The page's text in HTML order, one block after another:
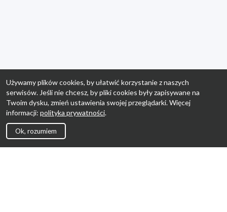
Używamy plików cookies, by ułatwić korzystanie z naszych
serwisów. Jeśli nie chcesz, by pliki cookies były zapisywane na
Twoim dysku, zmień ustawienia swojej przeglądarki. Więcej
informacji: polityka prywatności.
Ok, rozumiem